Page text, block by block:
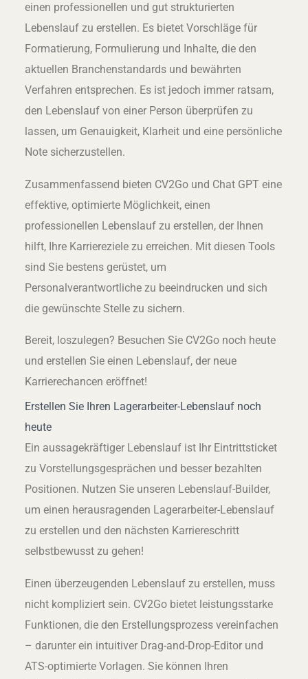
einen professionellen und gut strukturierten
Lebenslauf zu erstellen. Es bietet Vorschläge für
Formatierung, Formulierung und Inhalte, die den
aktuellen Branchenstandards und bewährten
Verfahren entsprechen. Es ist jedoch immer ratsam,
den Lebenslauf von einer Person überprüfen zu
lassen, um Genauigkeit, Klarheit und eine persönliche
Note sicherzustellen.
Zusammenfassend bieten CV2Go und Chat GPT eine
effektive, optimierte Möglichkeit, einen
professionellen Lebenslauf zu erstellen, der Ihnen
hilft, Ihre Karriereziele zu erreichen. Mit diesen Tools
sind Sie bestens gerüstet, um
Personalverantwortliche zu beeindrucken und sich
die gewünschte Stelle zu sichern.
Bereit, loszulegen? Besuchen Sie CV2Go noch heute
und erstellen Sie einen Lebenslauf, der neue
Karrierechancen eröffnet!
Erstellen Sie Ihren Lagerarbeiter-Lebenslauf noch
heute
Ein aussagekräftiger Lebenslauf ist Ihr Eintrittsticket
zu Vorstellungsgesprächen und besser bezahlten
Positionen. Nutzen Sie unseren Lebenslauf-Builder,
um einen herausragenden Lagerarbeiter-Lebenslauf
zu erstellen und den nächsten Karriereschritt
selbstbewusst zu gehen!
Einen überzeugenden Lebenslauf zu erstellen, muss
nicht kompliziert sein. CV2Go bietet leistungsstarke
Funktionen, die den Erstellungsprozess vereinfachen
– darunter ein intuitiver Drag-and-Drop-Editor und
ATS-optimierte Vorlagen. Sie können Ihren